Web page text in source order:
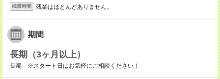
残業時間 残業はほとんどありません。
期間
長期（3ヶ月以上）
長期 ※スタート日はお気軽にご相談ください！